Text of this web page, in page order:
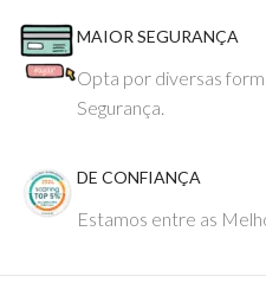
MAIOR SEGURANÇA
Opta por diversas
Segurança.
DE CONFIANÇA
Estamos entre as